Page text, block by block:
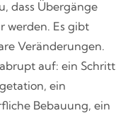
dass Übergänge
werden. Es gibt
Veränderungen.
auf: ein Schritt
ein
Bebauung, ein